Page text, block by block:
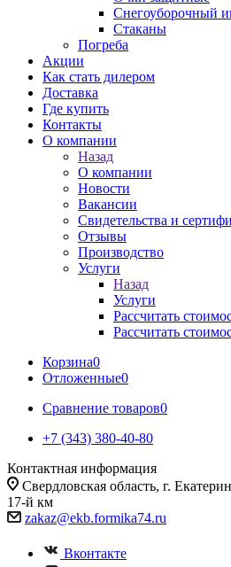
Снегоуборочный
Стаканы
Погреба
Акции
Как стать дилером
Доставка
Где купить
Контакты
О компании
Назад
О компании
Новости
Вакансии
Свидетельства и
Отзывы
Производство
Услуги
Назад
Услуги
Рассчитать
Рассчитать
Корзина0
Отложенные0
Сравнение товаров0
+7 (343) 380-40-80
Контактная информация
Свердловская область, г.
17-й км
zakaz@ekb.formika74.ru
Вконтакте